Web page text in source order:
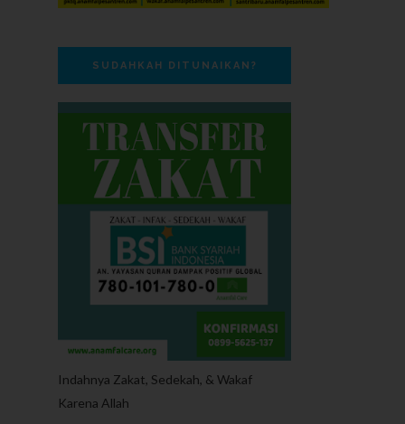
SUDAHKAH DITUNAIKAN?
Indahnya Zakat, Sedekah, & Wakaf
Karena Allah